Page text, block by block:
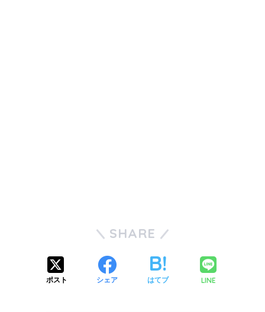
SHARE
ポスト シェア はてブ LINE